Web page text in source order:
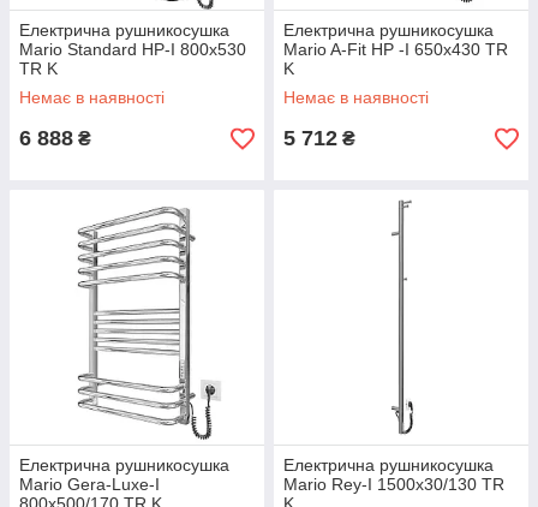
Електрична рушникосушка
Mario Standard HP-I 800x530
TR K
Немає в наявності
6 888 ₴
Електрична рушникосушка
Mario A-Fit HP -I 650x430 TR
K
Немає в наявності
5 712 ₴
Електрична рушникосушка
Mario Gera-Luxe-I
Електрична рушникосушка
Mario Rey-І 1500x30/130 TR